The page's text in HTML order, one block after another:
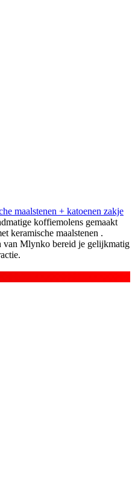
maalstenen + katoenen zakje
koffiemolens gemaakt
keramische maalstenen .
van Mlynko bereid je gelijkmatig